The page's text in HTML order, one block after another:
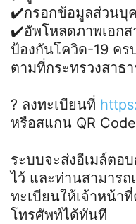
✔️กรอกข้อมูลส่วนบุ
✔️อัพโหลดภาพเอก
ป้องกันโควิด-19 ค
ตามที่กระทรวงสาธ
? ลงทะเบียนที่
หรือสแกน QR Code
ระบบจะส่งอีเมล์ตอ
ไว้ และท่านสามารถ
ทะเบียนให้เจ้าหน้า
โทรศัพท์ได้ทันที